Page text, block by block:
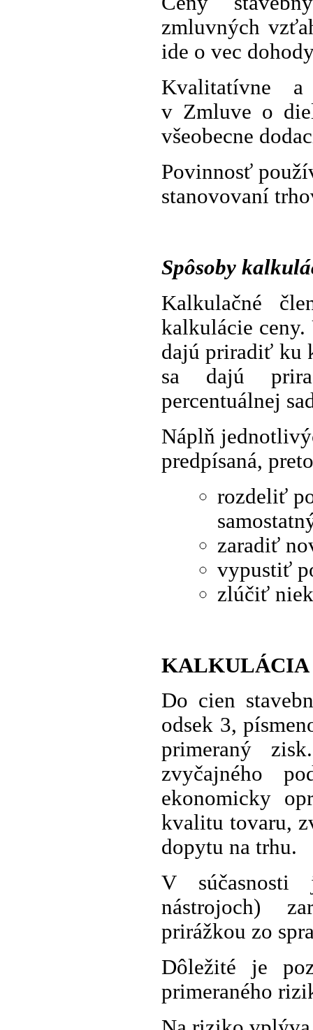
zmluvných
ide o vec
Kvalitatívne
v Zmluve o
všeobecne
Povinnosť
stanovovaní
Spôsoby
Kalkulačné
kalkulácie
dajú priradiť ku
sa dajú
percentuálnej
Náplň
predpísaná,
rozdeliť
zaradiť
vypustiť
zlúčiť
Do cien
odsek 3,
primeraný
zvyčajného
ekonomicky
kvalitu tovaru,
dopytu na trhu.
V súčasnosti
nástrojoch)
prirážkou zo
Dôležité je
primeraného